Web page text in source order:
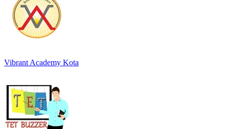
Vibrant Academy Kota